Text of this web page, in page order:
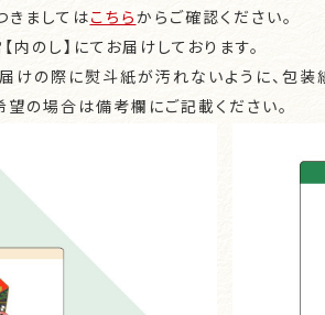
きましてはこちらからご確認ください。
内のし】にてお届けしております。
けの際に熨斗紙が汚れないように、包装
望の場合は備考欄にご記載ください。